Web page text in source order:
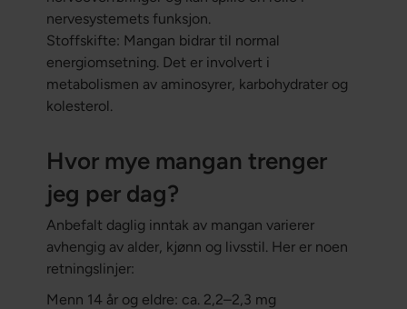
nervesystemets funksjon.
Stoffskifte: Mangan bidrar til normal
energiomsetning. Det er involvert i
metabolismen av aminosyrer, karbohydrater og
kolesterol.
Hvor mye mangan trenger
jeg per dag?
Anbefalt daglig inntak av mangan varierer
avhengig av alder, kjønn og livsstil. Her er noen
retningslinjer:
Menn 14 år og eldre: ca. 2,2–2,3 mg